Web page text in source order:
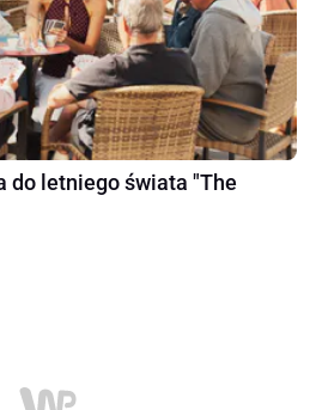
do letniego świata "The